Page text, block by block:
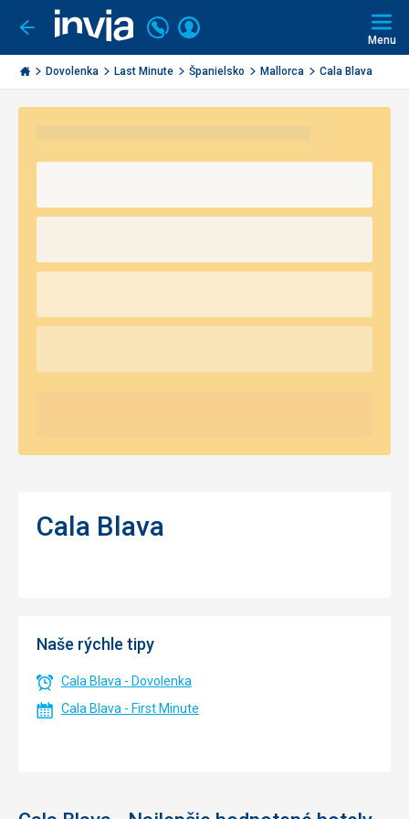
Ísť
späť
Invia.sk
Volajte
+421
2
3221
Prihlásiť
Menu
Dovolenka Last Minute Španielsko Mallorca Cala Blava
Cala Blava
Naše rýchle tipy
Cala Blava - Dovolenka
Cala Blava - First Minute